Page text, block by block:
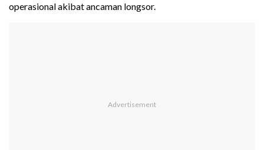
operasional akibat ancaman longsor.